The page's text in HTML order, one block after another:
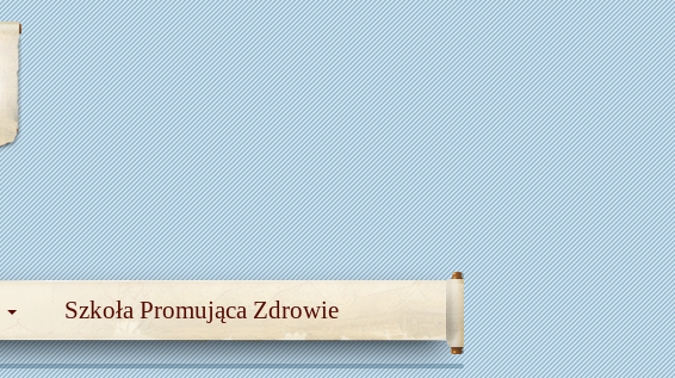
Szkoła Promująca Zdrowie